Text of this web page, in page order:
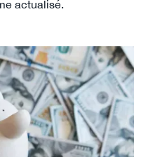
actualisé.